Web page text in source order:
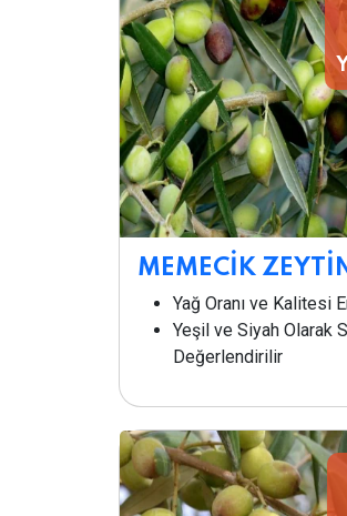
MEMECİK
Yağ Oranı ve Kalitesi
Yeşil ve Siyah Olarak
Değerlendirilir